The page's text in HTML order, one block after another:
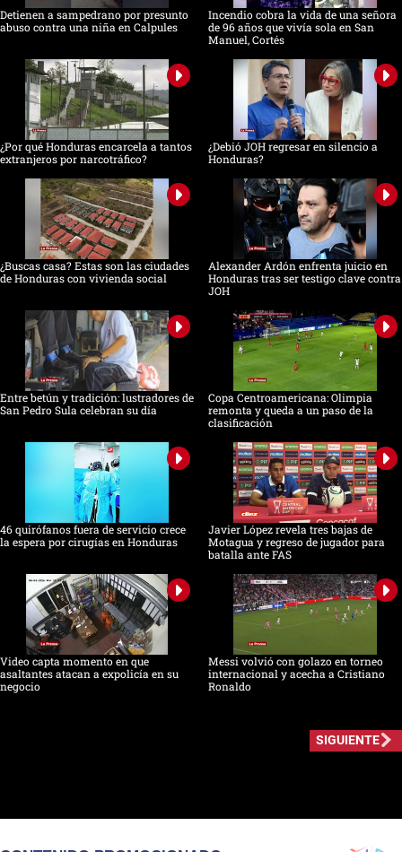
Detienen a sampedrano por presunto
abuso contra una niña en Calpules
Incendio cobra la vida de una señora
de 96 años que vivía sola en San
Manuel, Cortés
¿Por qué Honduras encarcela a tantos
extranjeros por narcotráfico?
¿Debió JOH regresar en silencio a
Honduras?
¿Buscas casa? Estas son las ciudades
de Honduras con vivienda social
Alexander Ardón enfrenta juicio en
Honduras tras ser testigo clave contra
JOH
Entre betún y tradición: lustradores de
San Pedro Sula celebran su día
Copa Centroamericana: Olimpia
remonta y queda a un paso de la
clasificación
46 quirófanos fuera de servicio crece
la espera por cirugías en Honduras
Javier López revela tres bajas de
Motagua y regreso de jugador para
batalla ante FAS
Video capta momento en que
asaltantes atacan a expolicía en su
negocio
Messi volvió con golazo en torneo
internacional y acecha a Cristiano
Ronaldo
SIGUIENTE